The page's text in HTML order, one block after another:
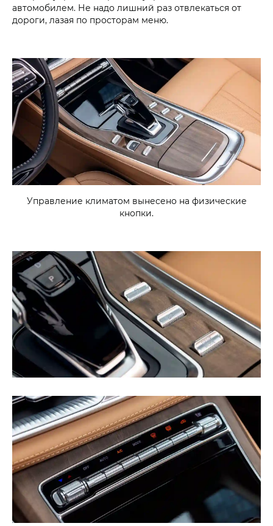
автомобилем. Не надо лишний раз отвлекаться от
дороги, лазая по просторам меню.
Управление климатом вынесено на физические
кнопки.